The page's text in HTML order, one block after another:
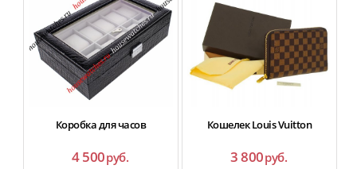
Коробка для часов
4 500руб.
Кошелек Louis Vuitton
3 800руб.